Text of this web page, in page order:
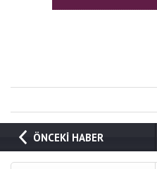
ÖNCEKİ HABER